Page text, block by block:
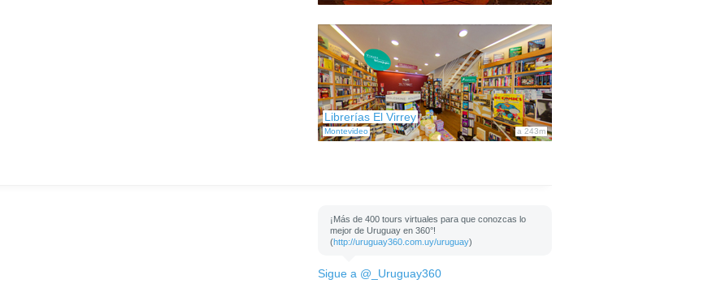
Montevideo
Librerías El Virrey
a 243m
¡Más de 400 tours virtuales para que conozcas lo
mejor de Uruguay en 360°!
(http://uruguay360.com.uy/uruguay)
Sigue a @_Uruguay360